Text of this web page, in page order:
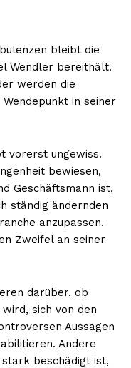
bleibt die
Wendler bereithält.
werden die
in seiner
vorerst ungewiss.
bewiesen,
Geschäftsmann ist,
ständig ändernden
anzupassen.
Zweifel an seiner
darüber, ob
sich von den
Aussagen
Andere
beschädigt ist,